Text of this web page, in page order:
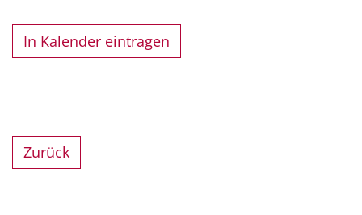
In Kalender eintragen
Zurück